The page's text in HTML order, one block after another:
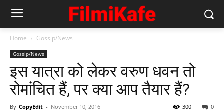
Home Gossip/News
Gossip/News
इस यात्रा को लेकर वरुण धवन तो
रोमांचित हैं, पर क्‍या आप तैयार हैं?
By CopyEdit - November 10, 2016 0
300